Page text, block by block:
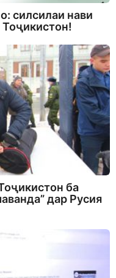
силсилаи нави
Тоҷикистон!
ба
дар Русия